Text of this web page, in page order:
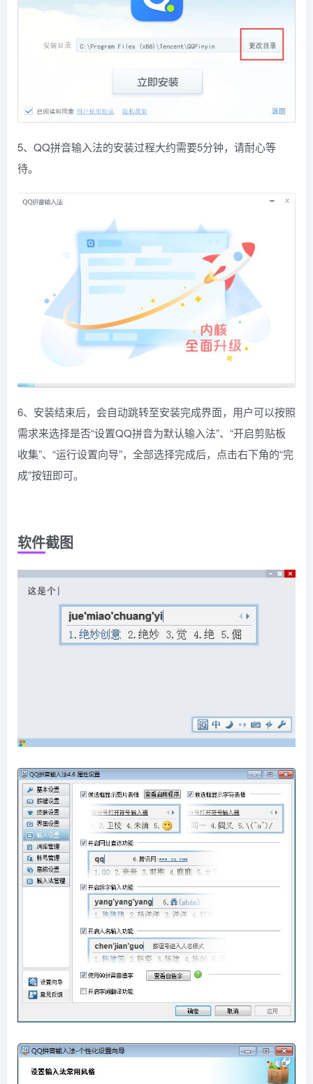
5、QQ拼音输入法的安装过程大约需要5分钟，请耐心等
待。
6、安装结束后，会自动跳转至安装完成界面，用户可以按照
需求来选择是否“设置QQ拼音为默认输入法”、“开启剪贴板
收集”、“运行设置向导”，全部选择完成后，点击右下角的“完
成”按钮即可。
软件截图